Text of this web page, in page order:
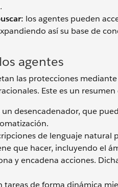
los agentes pueden
así su base de
agentes
las protecciones
Este es un
desencadenador, que
de lenguaje
que hacer, incluyendo el
y encadena acciones.
tareas de forma dinámica